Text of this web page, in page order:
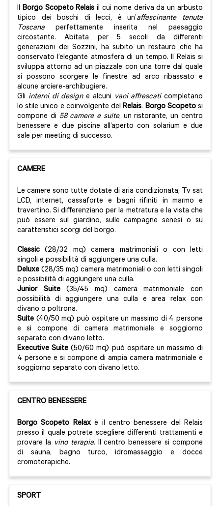
Il Borgo Scopeto Relaisil cui nome deriva da un arbusto
tipico dei boschi di lecci, è un’affascinante tenuta
Toscana perfettamente inserita nel paesaggio
circostante. Abitata per 5 secoli da differenti
generazioni dei Sozzini, ha subito un restauro che ha
conservato l’elegante atmosfera di un tempo. Il Relais si
sviluppa attorno ad un piazzale con una torre dal quale
si possono scorgere le finestre ad arco ribassato e
alcune arciere-archibugiere.
Gli interni di designe alcuni vani affrescaticompletano
lo stile unico e coinvolgente delRelais. Borgo Scopetosi
compone di 58 camere e suite, un ristorante, un centro
benessere e due piscine all’aperto con solarium e due
sale per meeting di successo.
CAMERE
Le camere sono tutte dotate di aria condizionata, Tv sat
LCD, internet, cassaforte e bagni rifiniti in marmo e
travertino. Si differenziano per la metratura e la vista che
può essere sul giardino, sulle campagne senesi o su
caratteristici scorgi del borgo.
Classic (28/32 mq) camera matrimoniali o con letti
singoli e possibilità di aggiungere una culla.
Deluxe (28/35 mq) camera matrimoniali o con letti singoli
e possibilità di aggiungere una culla.
Junior Suite(35/45 mq) camera matrimoniale con
possibilità di aggiungere una culla e area relax con
divano o poltrona.
Suite (40/50 mq) può ospitare un massimo di 4 persone
e si compone di camera matrimoniale e soggiorno
separato con divano letto.
Executive Suite (50/60 mq) può ospitare un massimo di
4 persone e si compone di ampia camera matrimoniale e
soggiorno separato con divano letto.
CENTRO BENESSERE
Borgo Scopeto Relaxè il centro benessere del Relais
presso il quale potrete scegliere differenti trattamenti e
provare la vino terapia. Il centro benessere si compone
di sauna, bagno turco, idromassaggio e docce
cromoterapiche.
SPORT